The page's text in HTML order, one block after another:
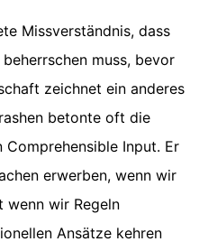
Missverständnis, dass
muss, bevor
zeichnet ein anderes
betonte oft die
Comprehensible Input. Er
erwerben, wenn wir
wenn wir Regeln
Ansätze kehren